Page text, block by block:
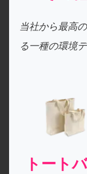
当社から最高
る一種の環境
トート